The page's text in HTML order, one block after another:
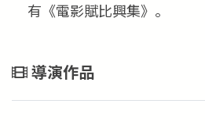
有《電影賦比興集》。
導演作品